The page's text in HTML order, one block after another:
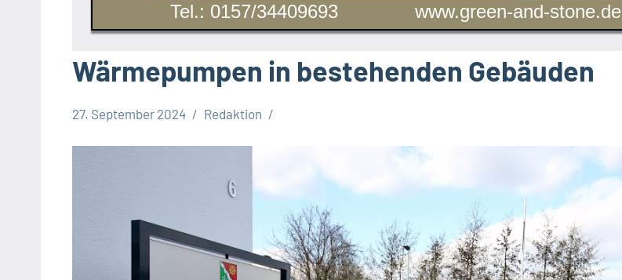
Tel.: 0157/34409693 www.green-and-stone.de
Wärmepumpen in bestehenden Gebäuden
Gesellschaft
27. September 2024 Redaktion